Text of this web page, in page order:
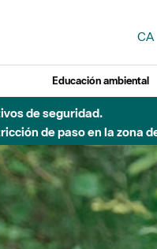
CA
Educación ambiental
de seguridad.
de paso en la zona